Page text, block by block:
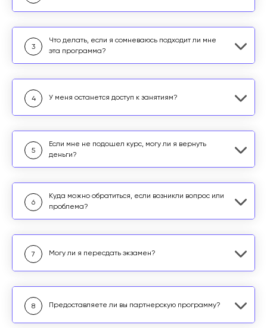
3
Что делать, если я сомневаюсь подходит ли мне
эта программа?
4 У меня останется доступ к занятиям?
5
Если мне не подошел курс, могу ли я вернуть
деньги?
6
Куда можно обратиться, если возникли вопрос или
проблема?
7 Могу ли я пересдать экзамен?
8 Предоставляете ли вы партнерскую программу?